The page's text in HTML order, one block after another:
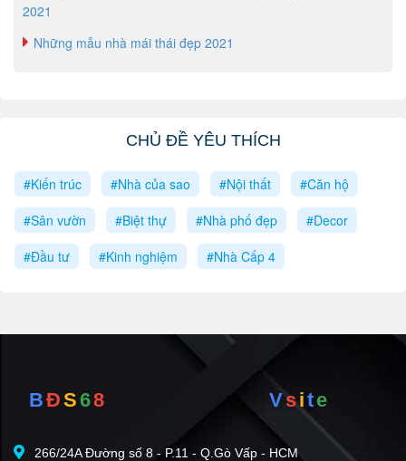
2021
Những mẫu nhà mái thái đẹp 2021
CHỦ ĐỀ YÊU THÍCH
#Kiến trúc #Nhà của sao #Nội thất
#Căn hộ
#Sân vườn
#Biệt thự #Nhà phố đẹp
#Decor
#Đầu tư
#Kinh nghiệm #Nhà Cấp 4
BĐS68 Vsite
266/24A Đường số 8 - P.11 - Q.Gò Vấp - HCM